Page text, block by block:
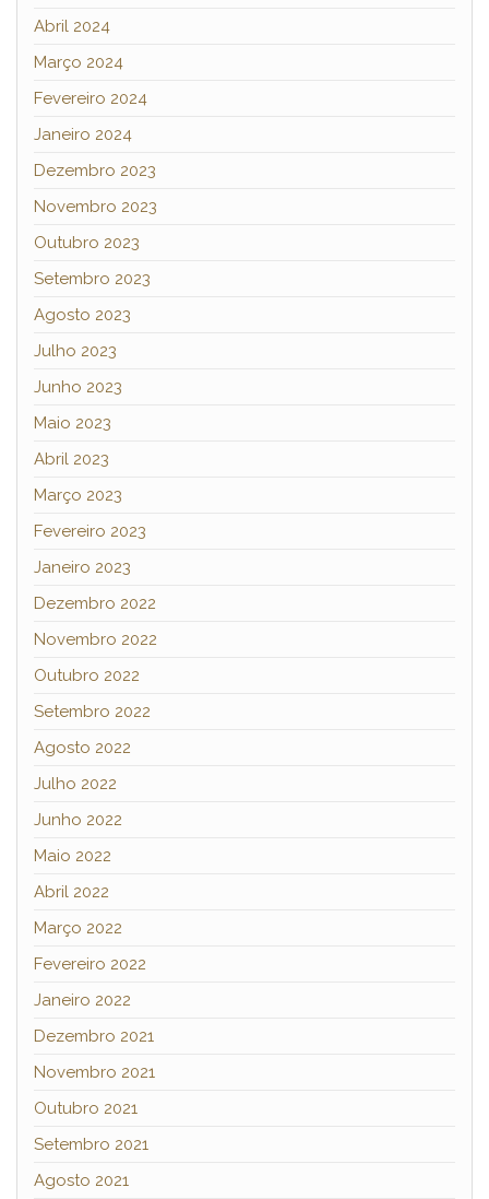
Abril 2024
Março 2024
Fevereiro 2024
Janeiro 2024
Dezembro 2023
Novembro 2023
Outubro 2023
Setembro 2023
Agosto 2023
Julho 2023
Junho 2023
Maio 2023
Abril 2023
Março 2023
Fevereiro 2023
Janeiro 2023
Dezembro 2022
Novembro 2022
Outubro 2022
Setembro 2022
Agosto 2022
Julho 2022
Junho 2022
Maio 2022
Abril 2022
Março 2022
Fevereiro 2022
Janeiro 2022
Dezembro 2021
Novembro 2021
Outubro 2021
Setembro 2021
Agosto 2021